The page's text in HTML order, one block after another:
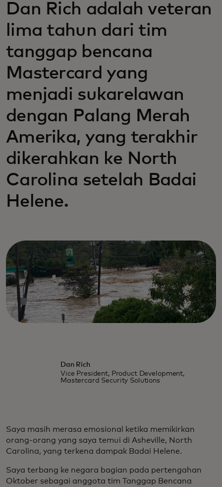
Dan Rich adalah veteran
lima tahun dari tim
tanggap bencana
Mastercard yang
menjadi sukarelawan
dengan Palang Merah
Amerika, yang terakhir
dikerahkan ke North
Carolina setelah Badai
Helene.
Dan Rich
Vice President, Product Development,
Mastercard Security Solutions
Saya masih merasa emosional ketika memikirkan
orang-orang yang saya temui di Asheville, North
Carolina, yang terkena dampak Badai Helene.
Saya terbang ke negara bagian pada pertengahan
Oktober sebagai anggota tim Tanggap Bencana